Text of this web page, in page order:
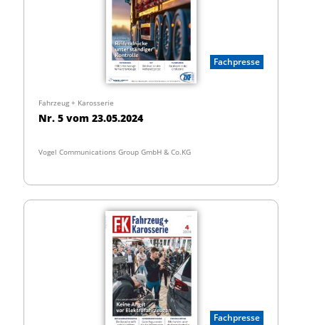
Fachpresse
Fahrzeug + Karosserie
Nr. 5 vom 23.05.2024
Vogel Communications Group GmbH & Co.KG
Fachpresse